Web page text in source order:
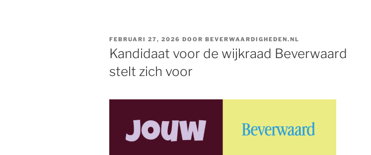
GEPLAATST
OP
FEBRUARI 27, 2026 DOOR BEVERWAARDIGHEDEN.NL
Kandidaat voor de wijkraad Beverwaard
stelt zich voor